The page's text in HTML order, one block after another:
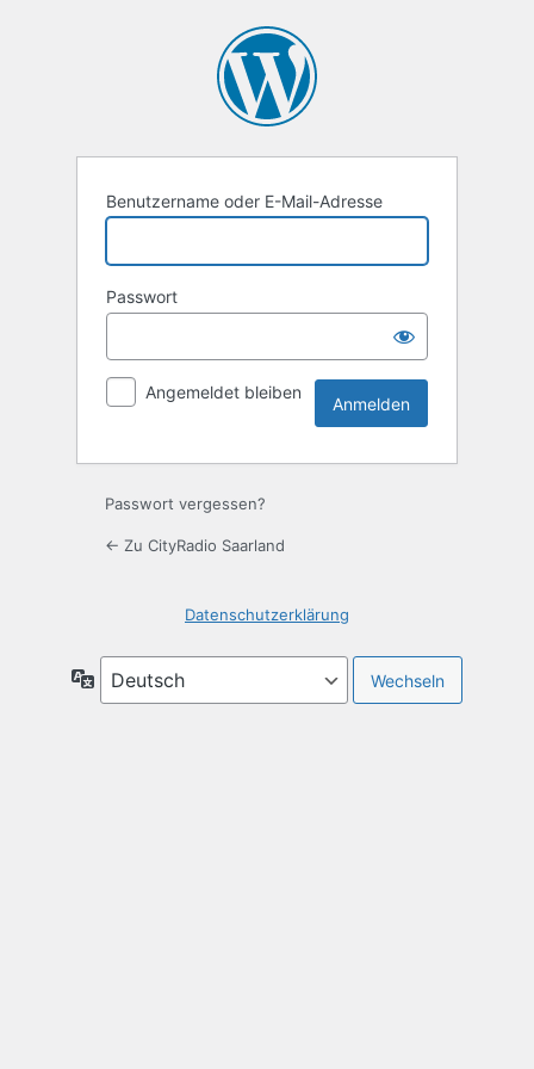
Benutzername oder E-Mail-Adresse
Passwort
Angemeldet bleiben
Passwort vergessen?
← Zu CityRadio Saarland
Datenschutzerklärung
Sprache